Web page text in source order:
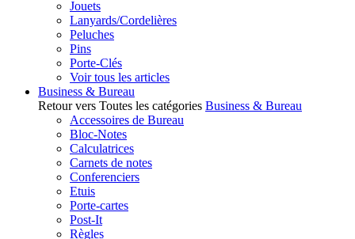
Jouets
Lanyards/Cordelières
Peluches
Pins
Porte-Clés
Voir tous les articles
Business & Bureau
Retour vers Toutes les catégories Business & Bureau
Accessoires de Bureau
Bloc-Notes
Calculatrices
Carnets de notes
Conferenciers
Etuis
Porte-cartes
Post-It
Règles